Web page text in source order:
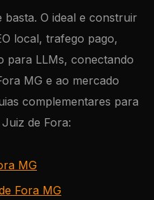
O ideal e construir
local, trafego pago,
para LLMs, conectando
MG e ao mercado
complementares para
de Fora:
MG
Fora MG